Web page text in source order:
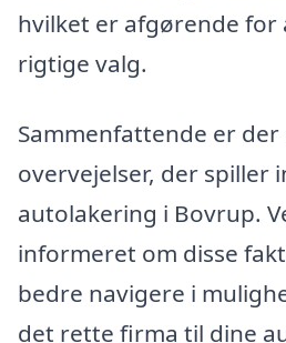
hvilket er afgørende
rigtige valg.
Sammenfattende er der
overvejelser, der spiller
autolakering i Bovrup.
informeret om disse
bedre navigere i
det rette firma til dine